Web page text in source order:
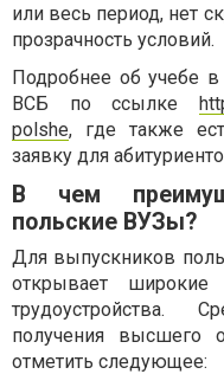
или весь период, нет
прозрачность условий.
Подробнее об учебе
ВСБ по ссылке
polshe, где также
заявку для
В чем
польские ВУЗы?
Для выпускников
открывает широкие
трудоустройства.
получения высшего
отметить следующее: